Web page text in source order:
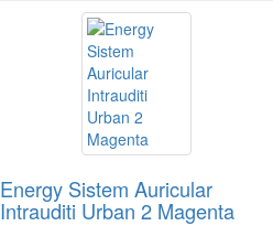
Energy Sistem Auricular
Intrauditi Urban 2 Magenta